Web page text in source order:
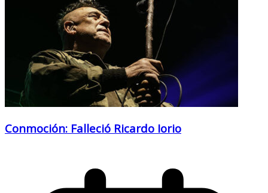
Conmoción: Falleció Ricardo Iorio